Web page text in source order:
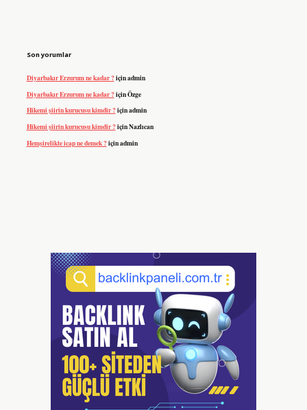
Son yorumlar
Diyarbakır Erzurum ne kadar ?içinadmin
Diyarbakır Erzurum ne kadar ?içinÖzge
Hikemi şiirin kurucusu kimdir ?içinadmin
Hikemi şiirin kurucusu kimdir ?içinNazlıcan
Hemşirelikte icap ne demek ?içinadmin